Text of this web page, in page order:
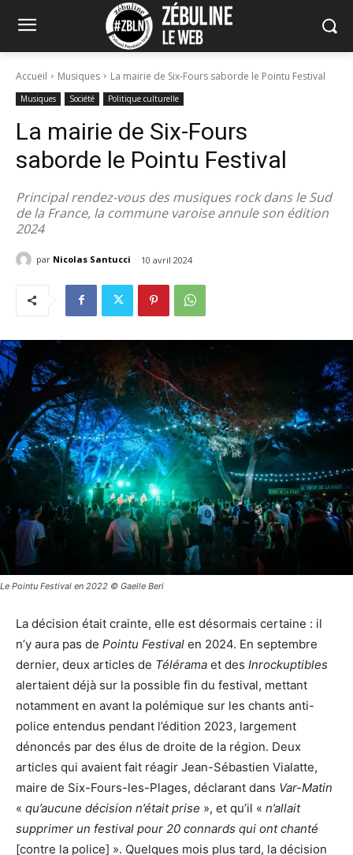
Accueil Musiques La mairie de Six-Fours saborde le Pointu Festival
Musiques Société Politique culturelle
La mairie de Six-Fours
saborde le Pointu Festival
Principal rendez-vous des musiques rock dans le Sud
de la France, la commune varoise annule son édition
2024
par Nicolas Santucci 10 avril 2024
Le Pointu Festival en 2022 © Gaelle Beri
La décision était crainte, elle est désormais certaine : il
n’y aura pas de Pointu Festival en 2024. En septembre
dernier, deux articles de Télérama et des Inrockuptibles
alertaient déjà sur la possible fin du festival, mettant
notamment en avant la polémique sur les chants anti-
police entendus pendant l’édition 2023, largement
dénoncés par des élus de droite de la région. Deux
articles qui avaient fait réagir Jean-Sébastien Vialatte,
maire de Six-Fours-les-Plages, déclarant dans Var-Matin
« qu’aucune décision n’était prise », et qu’il « n’allait
supprimer un festival pour 20 connards qui ont chanté
[contre la police] ». Quelques mois plus tard, la décision